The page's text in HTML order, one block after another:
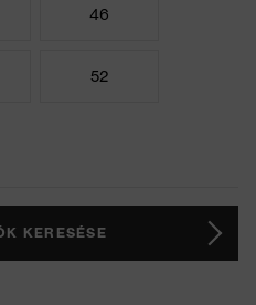
46
52
KERESÉSE